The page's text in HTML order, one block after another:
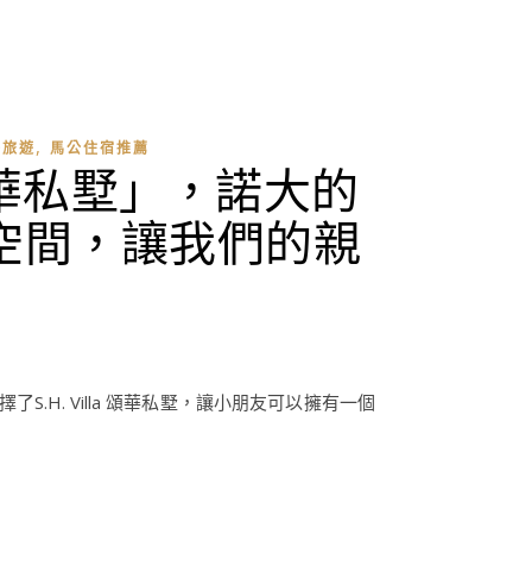
遊, 馬公住宿推薦
私墅」，諾大的
間，讓我們的親
了S.H. Villa 頌華私墅，讓小朋友可以擁有一個